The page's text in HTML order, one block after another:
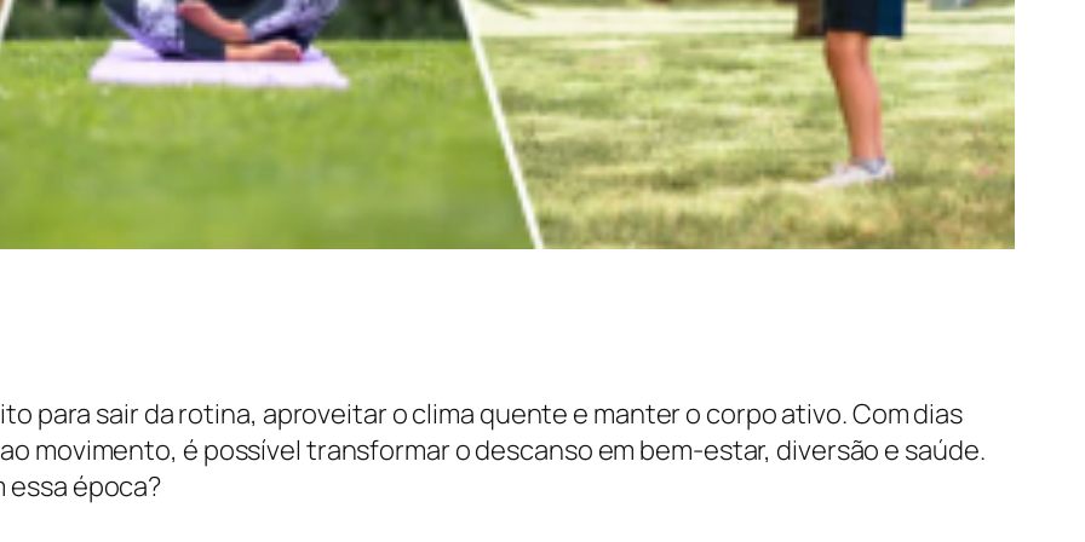
para sair da rotina, aproveitar o clima quente e manter o corpo ativo. Com dias
movimento, é possível transformar o descanso em bem-estar, diversão e saúde.
essa época?